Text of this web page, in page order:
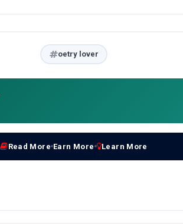
oetry lover
Read More Earn More Learn More